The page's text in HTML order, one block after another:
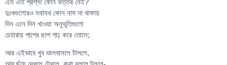
এত এত প্রশ্ন! কোন উত্তর নেই?
দুঃখগুলোরও যথাযথ কোন নাম না থাকায়
দিন এনে দিন খাওয়া অনুভূতিগুলো
চেহারায় পাপের ছাপ গাঢ় করে তোলে;
আর এইভাবে খুব ভালবাসলে টাসলে,